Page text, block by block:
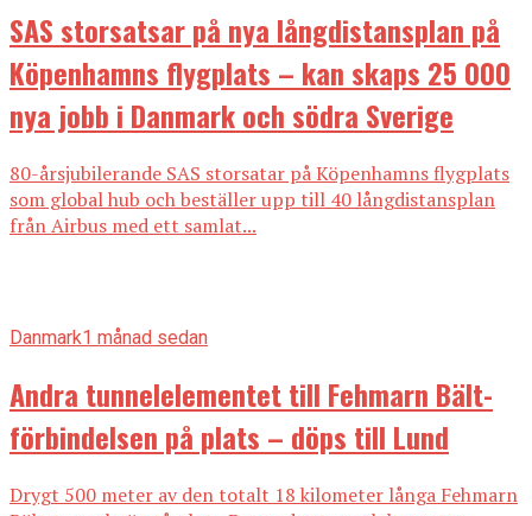
SAS storsatsar på nya långdistansplan på
Köpenhamns flygplats – kan skaps 25 000
nya jobb i Danmark och södra Sverige
80-årsjubilerande SAS storsatar på Köpenhamns flygplats
som global hub och beställer upp till 40 långdistansplan
från Airbus med ett samlat...
Danmark1 månad sedan
Andra tunnelelementet till Fehmarn Bält-
förbindelsen på plats – döps till Lund
Drygt 500 meter av den totalt 18 kilometer långa Fehmarn